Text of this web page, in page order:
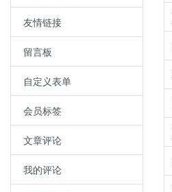
友情链接
留言板
自定义表单
会员标签
文章评论
我的评论